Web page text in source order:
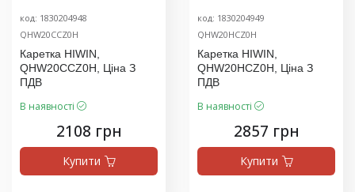
код: 1830204948
QHW20CCZ0H
Каретка HIWIN,
QHW20CCZ0H, Ціна З
ПДВ
В наявності
2108 грн
Купити
код: 1830204949
QHW20HCZ0H
Каретка HIWIN,
QHW20HCZ0H, Ціна З
ПДВ
В наявності
2857 грн
Купити